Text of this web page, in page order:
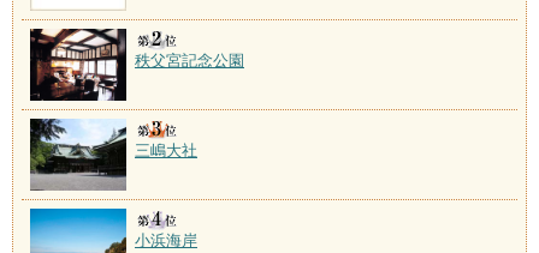
秩父宮記念公園
三嶋大社
小浜海岸